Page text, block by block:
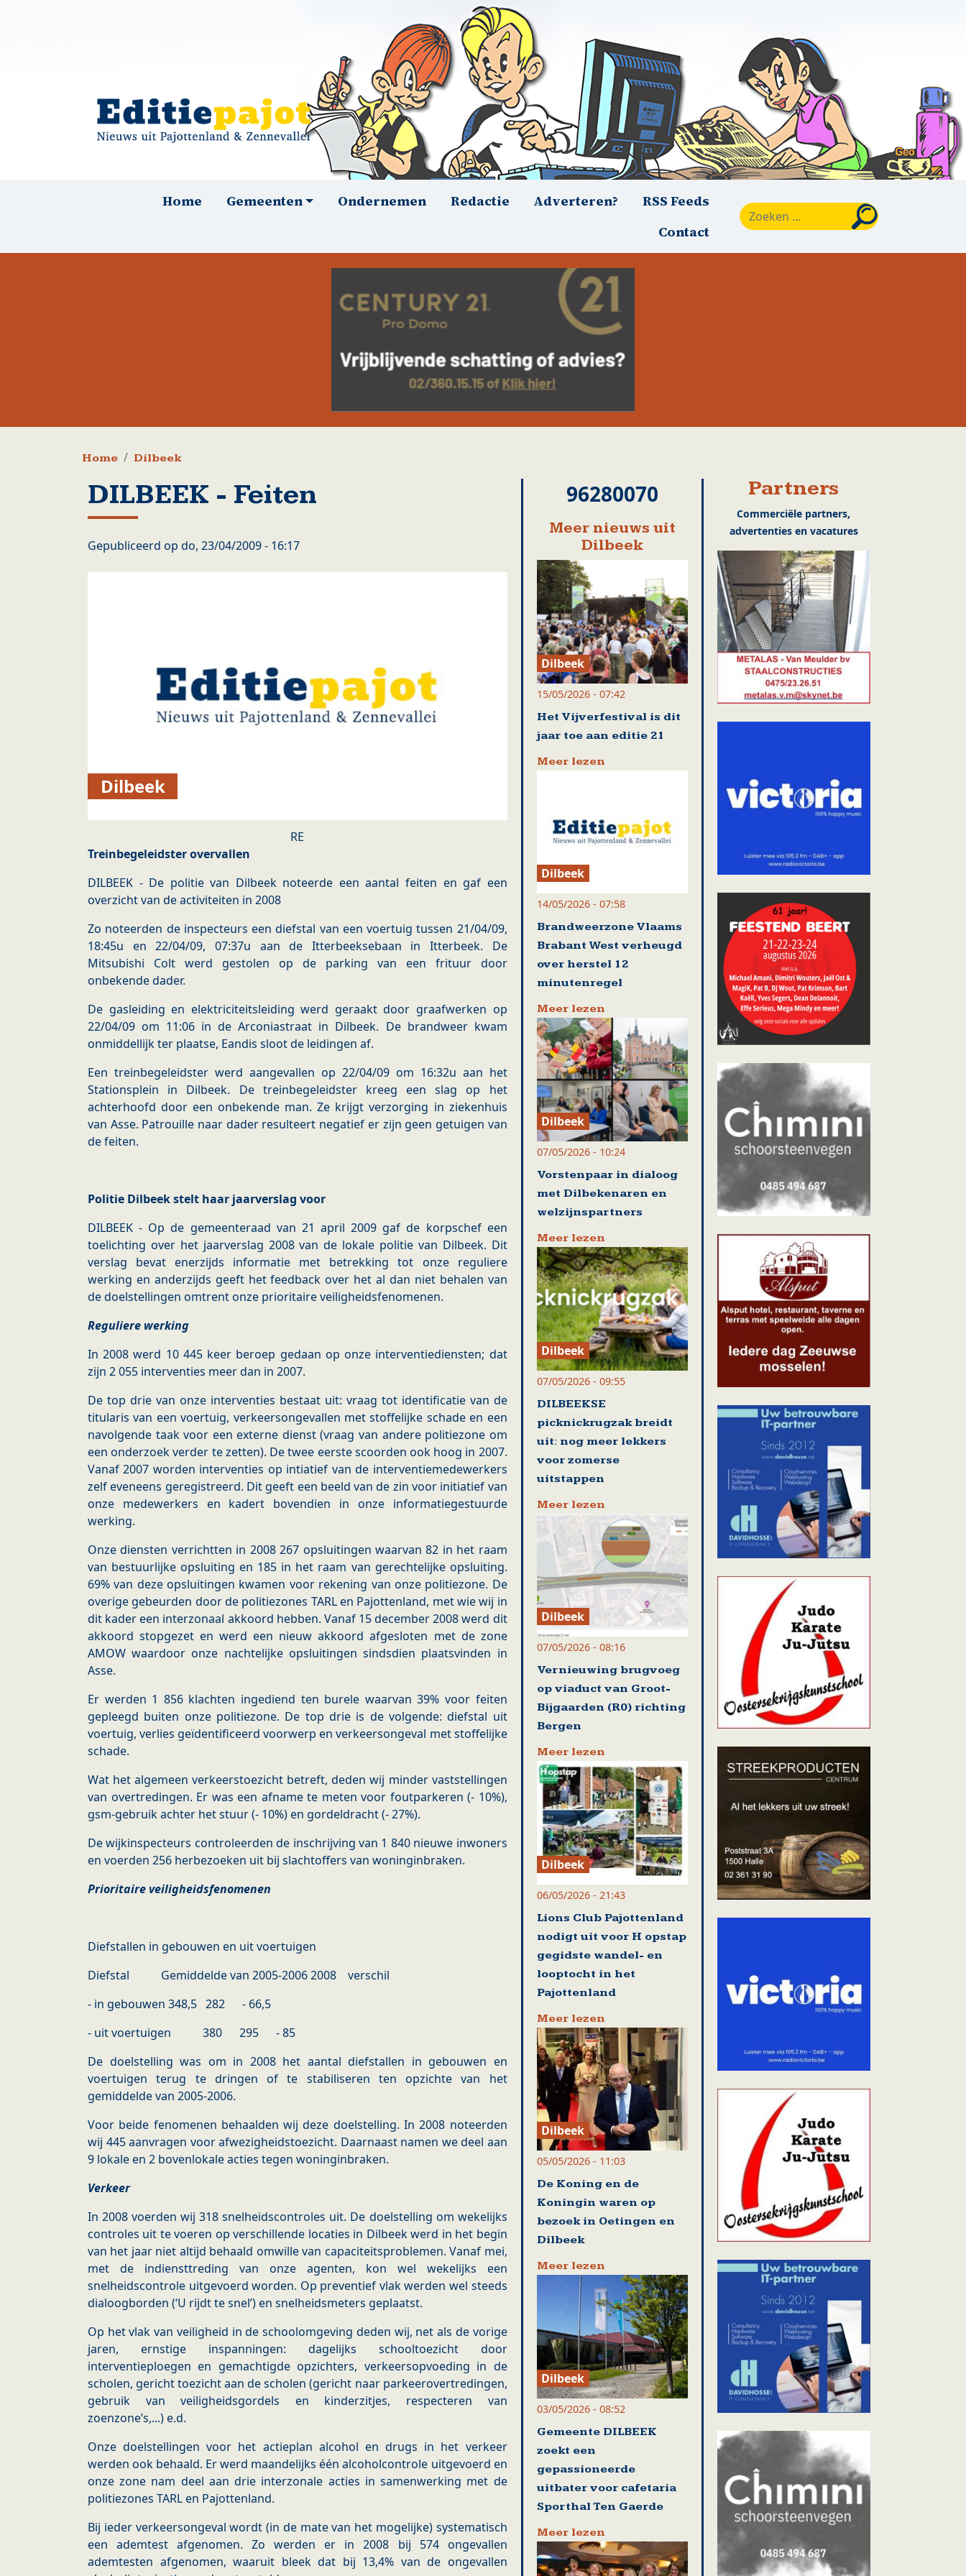
HoofdnavigatieHome Gemeenten Ondernemen Redactie Adverteren?
RSS Feeds
Contact
Kruimelpad
Home Dilbeek
DILBEEK - Feiten
Gepubliceerd op do, 23/04/2009 - 16:17
Dilbeek
RE
Treinbegeleidster overvallen
DILBEEK - De politie van Dilbeek noteerde een aantal feiten en gaf een
overzicht van de activiteiten in 2008
Zo noteerden de inspecteurs een diefstal van een voertuig tussen 21/04/09,
18:45u en 22/04/09, 07:37u aan de Itterbeeksebaan in Itterbeek. De
Mitsubishi Colt werd gestolen op de parking van een frituur door
onbekende dader.
De gasleiding en elektriciteitsleiding werd geraakt door graafwerken op
22/04/09 om 11:06 in de Arconiastraat in Dilbeek. De brandweer kwam
onmiddellijk ter plaatse, Eandis sloot de leidingen af.
Een treinbegeleidster werd aangevallen op 22/04/09 om 16:32u aan het
Stationsplein in Dilbeek. De treinbegeleidster kreeg een slag op het
achterhoofd door een onbekende man. Ze krijgt verzorging in ziekenhuis
van Asse. Patrouille naar dader resulteert negatief er zijn geen getuigen van
de feiten.
Politie Dilbeek stelt haar jaarverslag voor
DILBEEK - Op de gemeenteraad van 21 april 2009 gaf de korpschef een
toelichting over het jaarverslag 2008 van de lokale politie van Dilbeek. Dit
verslag bevat enerzijds informatie met betrekking tot onze reguliere
werking en anderzijds geeft het feedback over het al dan niet behalen van
de doelstellingen omtrent onze prioritaire veiligheidsfenomenen.
Reguliere werking
In 2008 werd 10 445 keer beroep gedaan op onze interventiediensten; dat
zijn 2 055 interventies meer dan in 2007.
De top drie van onze interventies bestaat uit: vraag tot identificatie van de
titularis van een voertuig, verkeersongevallen met stoffelijke schade en een
navolgende taak voor een externe dienst (vraag van andere politiezone om
een onderzoek verder te zetten). De twee eerste scoorden ook hoog in 2007.
Vanaf 2007 worden interventies op intiatief van de interventiemedewerkers
zelf eveneens geregistreerd. Dit geeft een beeld van de zin voor initiatief van
onze medewerkers en kadert bovendien in onze informatiegestuurde
werking.
Onze diensten verrichtten in 2008 267 opsluitingen waarvan 82 in het raam
van bestuurlijke opsluiting en 185 in het raam van gerechtelijke opsluiting.
69% van deze opsluitingen kwamen voor rekening van onze politiezone. De
overige gebeurden door de politiezones TARL en Pajottenland, met wie wij in
dit kader een interzonaal akkoord hebben. Vanaf 15 december 2008 werd dit
akkoord stopgezet en werd een nieuw akkoord afgesloten met de zone
AMOW waardoor onze nachtelijke opsluitingen sindsdien plaatsvinden in
Asse.
Er werden 1 856 klachten ingediend ten burele waarvan 39% voor feiten
gepleegd buiten onze politiezone. De top drie is de volgende: diefstal uit
voertuig, verlies geïdentificeerd voorwerp en verkeersongeval met stoffelijke
schade.
Wat het algemeen verkeerstoezicht betreft, deden wij minder vaststellingen
van overtredingen. Er was een afname te meten voor foutparkeren (- 10%),
gsm-gebruik achter het stuur (- 10%) en gordeldracht (- 27%).
De wijkinspecteurs controleerden de inschrijving van 1 840 nieuwe inwoners
en voerden 256 herbezoeken uit bij slachtoffers van woninginbraken.
Prioritaire veiligheidsfenomenen
Diefstallen in gebouwen en uit voertuigen
Diefstal Gemiddelde van 2005-2006 2008 verschil
- in gebouwen 348,5 282 - 66,5
- uit voertuigen 380 295 - 85
De doelstelling was om in 2008 het aantal diefstallen in gebouwen en
voertuigen terug te dringen of te stabiliseren ten opzichte van het
gemiddelde van 2005-2006.
Voor beide fenomenen behaalden wij deze doelstelling. In 2008 noteerden
wij 445 aanvragen voor afwezigheidstoezicht. Daarnaast namen we deel aan
9 lokale en 2 bovenlokale acties tegen woninginbraken.
Verkeer
In 2008 voerden wij 318 snelheidscontroles uit. De doelstelling om wekelijks
controles uit te voeren op verschillende locaties in Dilbeek werd in het begin
van het jaar niet altijd behaald omwille van capaciteitsproblemen. Vanaf mei,
met de indiensttreding van onze agenten, kon wel wekelijks een
snelheidscontrole uitgevoerd worden. Op preventief vlak werden wel steeds
dialoogborden (‘U rijdt te snel’) en snelheidsmeters geplaatst.
Op het vlak van veiligheid in de schoolomgeving deden wij, net als de vorige
jaren, ernstige inspanningen: dagelijks schooltoezicht door
interventieploegen en gemachtigde opzichters, verkeersopvoeding in de
scholen, gericht toezicht aan de scholen (gericht naar parkeerovertredingen,
gebruik van veiligheidsgordels en kinderzitjes, respecteren van
zoenzone’s,...) e.d.
Onze doelstellingen voor het actieplan alcohol en drugs in het verkeer
werden ook behaald. Er werd maandelijks één alcoholcontrole uitgevoerd en
onze zone nam deel aan drie interzonale acties in samenwerking met de
politiezones TARL en Pajottenland.
Bij ieder verkeersongeval wordt (in de mate van het mogelijke) systematisch
een ademtest afgenomen. Zo werden er in 2008 bij 574 ongevallen
ademtesten afgenomen, waaruit bleek dat bij 13,4% van de ongevallen
96280070
Meer nieuws uit
Dilbeek
Dilbeek
15/05/2026 - 07:42
Het Vijverfestival is dit
jaar toe aan editie 21
Meer lezen
Dilbeek
14/05/2026 - 07:58
Brandweerzone Vlaams
Brabant West verheugd
over herstel 12
minutenregel
Meer lezen
Dilbeek
07/05/2026 - 10:24
Vorstenpaar in dialoog
met Dilbekenaren en
welzijnspartners
Meer lezen
Dilbeek
07/05/2026 - 09:55
DILBEEKSE
picknickrugzak breidt
uit: nog meer lekkers
voor zomerse
uitstappen
Meer lezen
Dilbeek
07/05/2026 - 08:16
Vernieuwing brugvoeg
op viaduct van Groot-
Bijgaarden (R0) richting
Bergen
Meer lezen
Dilbeek
06/05/2026 - 21:43
Lions Club Pajottenland
nodigt uit voor H opstap
gegidste wandel- en
looptocht in het
Pajottenland
Meer lezen
Dilbeek
05/05/2026 - 11:03
De Koning en de
Koningin waren op
bezoek in Oetingen en
Dilbeek
Meer lezen
Dilbeek
03/05/2026 - 08:52
Gemeente DILBEEK
zoekt een
gepassioneerde
uitbater voor cafetaria
Sporthal Ten Gaerde
Meer lezen
Partners
Commerciële partners,
advertenties en vacatures